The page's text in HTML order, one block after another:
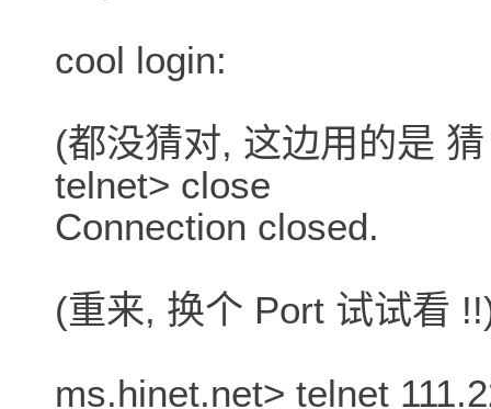
cool login:
(都没猜对, 这边用的是
telnet> close
Connection closed.
(重来, 换个 Port 试试看
ms.hinet.net> telnet